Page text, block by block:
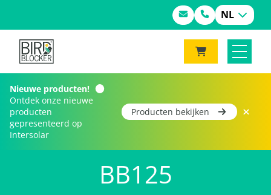
NL
Nieuwe producten!
Ontdek onze nieuwe
producten
gepresenteerd op
Intersolar
Producten bekijken
Home
BB125